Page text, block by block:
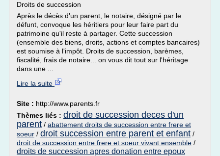
Droits de succession
Après le décès d'un parent, le notaire, désigné par le
défunt, convoque les héritiers pour leur faire part du
patrimoine qu'il reste à partager. Cette succession
(ensemble des biens, droits, actions et comptes bancaires)
est soumise à l'impôt. Droits de succession, barèmes,
fiscalité, frais de notaire... on vous dit tout sur l'héritage
dans une ...
Lire la suite
Site : http://www.parents.fr
Thèmes liés : droit de succession deces d'un
parent / abattement droits de succession entre frere et
soeur / droit succession entre parent et enfant /
droit de succession entre frere et soeur vivant ensemble /
droits de succession apres donation entre epoux